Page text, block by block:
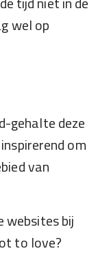
wel op
gehalte deze
om
van
websites bij
to love?